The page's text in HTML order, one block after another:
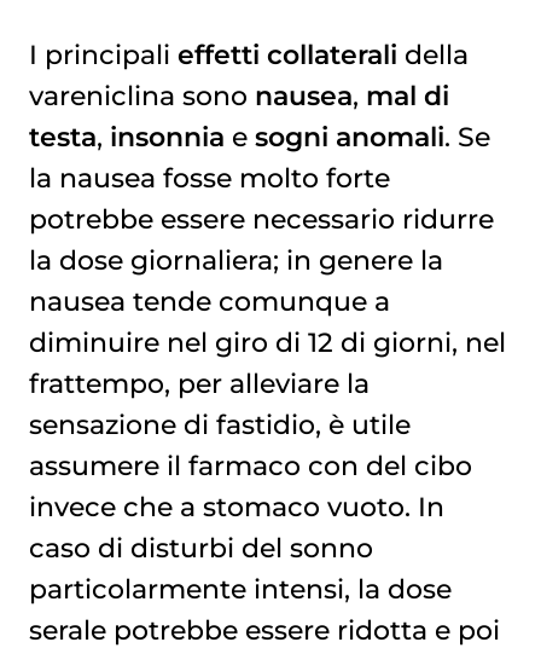
I principali effetti collaterali della
vareniclina sono nausea, mal di
testa, insonnia e sogni anomali. Se
la nausea fosse molto forte
potrebbe essere necessario ridurre
la dose giornaliera; in genere la
nausea tende comunque a
diminuire nel giro di 12 di giorni, nel
frattempo, per alleviare la
sensazione di fastidio, è utile
assumere il farmaco con del cibo
invece che a stomaco vuoto. In
caso di disturbi del sonno
particolarmente intensi, la dose
serale potrebbe essere ridotta e poi